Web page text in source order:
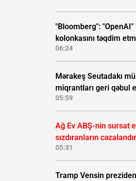
"Bloomberg": "OpenAI"
kolonkasını təqdim
06:24
Mərakeş Seutadakı
miqrantları geri qəbul
05:59
Ağ Ev ABŞ-nin sursat
sızdıranların
05:31
Tramp Vensin